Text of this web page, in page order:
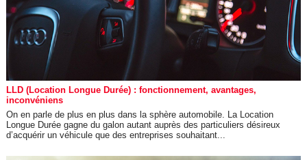
LLD (Location Longue Durée) : fonctionnement, avantages,
inconvéniens
On en parle de plus en plus dans la sphère automobile. La Location
Longue Durée gagne du galon autant auprès des particuliers désireux
d’acquérir un véhicule que des entreprises souhaitant...